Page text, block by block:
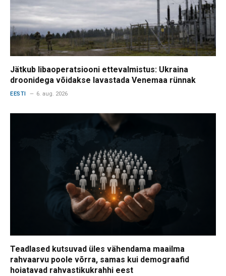
Jätkub libaoperatsiooni ettevalmistus: Ukraina
droonidega võidakse lavastada Venemaa rünnak
EESTI 6. aug. 2026
Teadlased kutsuvad üles vähendama maailma
rahvaarvu poole võrra, samas kui demograafid
hoiatavad rahvastikukrahhi eest